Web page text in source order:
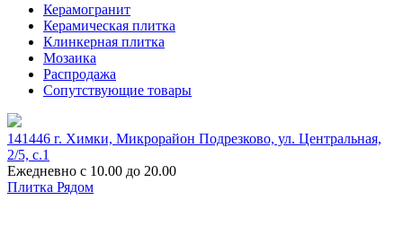
Керамогранит
Керамическая плитка
Клинкерная плитка
Мозаика
Распродажа
Сопутствующие товары
141446 г. Химки, Микрорайон Подрезково, ул. Центральная,
2/5, c.1
Ежедневно с 10.00 до 20.00
Плитка Рядом